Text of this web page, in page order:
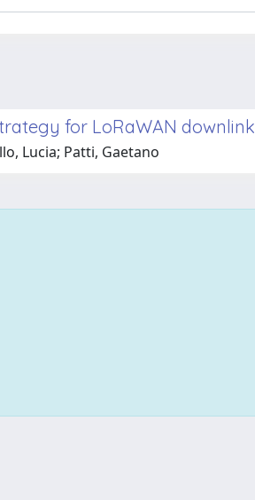
for LoRaWAN
Lucia; Patti, Gaetano